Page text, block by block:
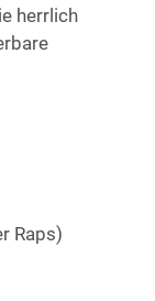
herrlich
Raps)